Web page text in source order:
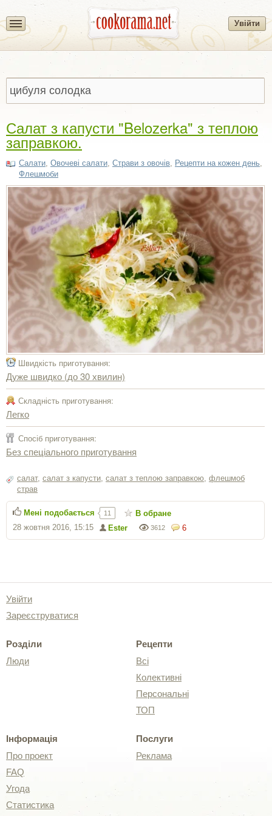
Увійти
Салат з капусти "Belozerka" з теплою
заправкою.
Салати, Овочеві салати, Страви з овочів, Рецепти на кожен день,
Флешмоби
Швидкість приготування:
Дуже швидко (до 30 хвилин)
Складність приготування:
Легко
Спосіб приготування:
Без спеціального приготування
салат, салат з капусти, салат з теплою заправкою, флешмоб
страв
6
3612
Ester
28 жовтня 2016, 15:15
Мені подобається 11 В обране
Увійти
Зареєструватися
Розділи
Люди
Рецепти
Всі
Колективні
Персональні
ТОП
Інформація
Про проект
FAQ
Угода
Статистика
Послуги
Реклама